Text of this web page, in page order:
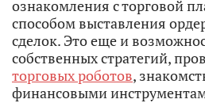
ознакомления с торговой
способом выставления
сделок. Это еще и
собственных стратегий,
торговых роботов,
финансовыми